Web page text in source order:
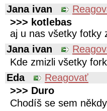
Jana ivan
>>> kotlebas
aj u nas všetky fotky
Jana ivan
Kde zmizli všetky
Eda
Reagovať
>>> Duro
Chodíš se sem